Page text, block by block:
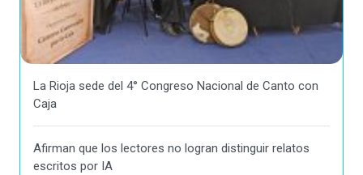
La Rioja sede del 4° Congreso Nacional de Canto con
Caja
Afirman que los lectores no logran distinguir relatos
escritos por IA